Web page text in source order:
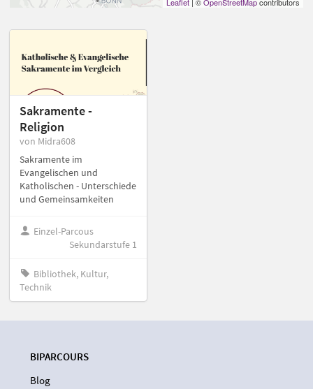
Sakramente -
Religion
von Midra608
Sakramente im
Evangelischen und
Katholischen - Unterschiede
und Gemeinsamkeiten
Einzel-Parcous
Sekundarstufe 1
Bibliothek, Kultur,
Technik
BIPARCOURS
Blog